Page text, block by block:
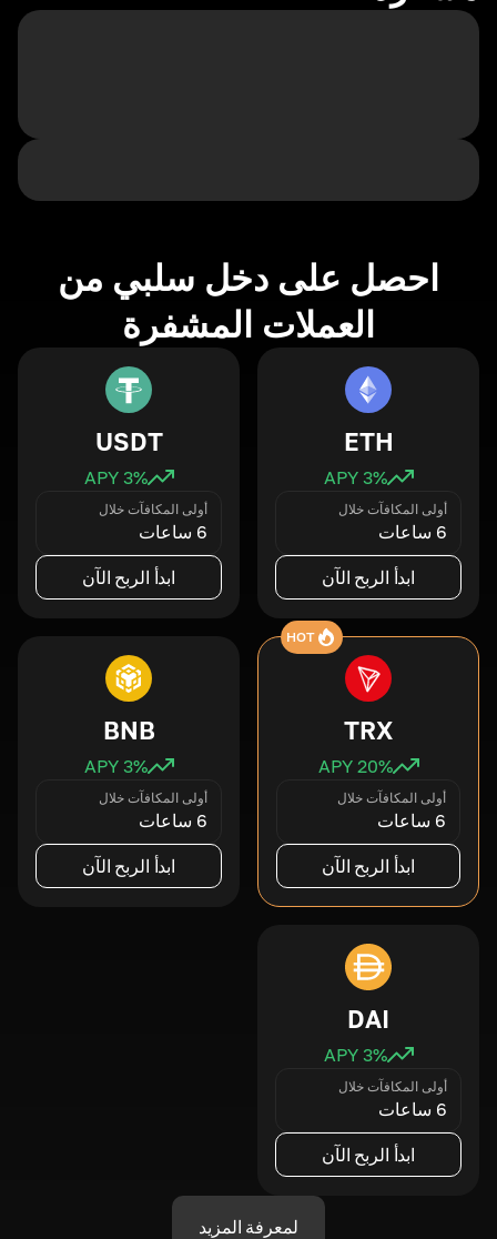
احصل على دخل سلبي من
العملات المشفرة
ETH
3% APY
أولى المكافآت خلال
6 ساعات
ابدأ الربح الآن
USDT
3% APY
أولى المكافآت خلال
6 ساعات
ابدأ الربح الآن
HOT
TRX
20% APY
أولى المكافآت خلال
6 ساعات
ابدأ الربح الآن
BNB
3% APY
أولى المكافآت خلال
6 ساعات
ابدأ الربح الآن
DAI
3% APY
أولى المكافآت خلال
6 ساعات
ابدأ الربح الآن
لمعرفة المزيد